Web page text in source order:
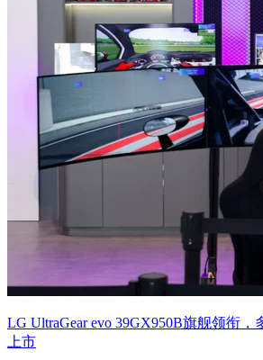
LG UltraGear evo 39GX950B旗舰领衔
上市